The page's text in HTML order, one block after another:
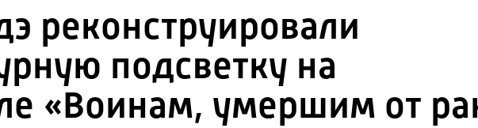
реконструировали
подсветку на
«Воинам, умершим от